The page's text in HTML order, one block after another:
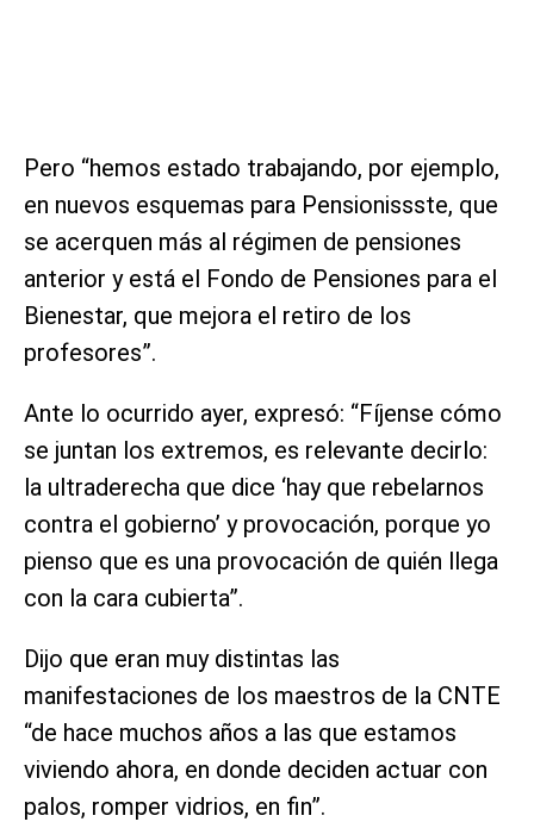
Pero “hemos estado trabajando, por ejemplo,
en nuevos esquemas para Pensionissste, que
se acerquen más al régimen de pensiones
anterior y está el Fondo de Pensiones para el
Bienestar, que mejora el retiro de los
profesores”.
Ante lo ocurrido ayer, expresó: “Fíjense cómo
se juntan los extremos, es relevante decirlo:
la ultraderecha que dice ‘hay que rebelarnos
contra el gobierno’ y provocación, porque yo
pienso que es una provocación de quién llega
con la cara cubierta”.
Dijo que eran muy distintas las
manifestaciones de los maestros de la CNTE
“de hace muchos años a las que estamos
viviendo ahora, en donde deciden actuar con
palos, romper vidrios, en fin”.